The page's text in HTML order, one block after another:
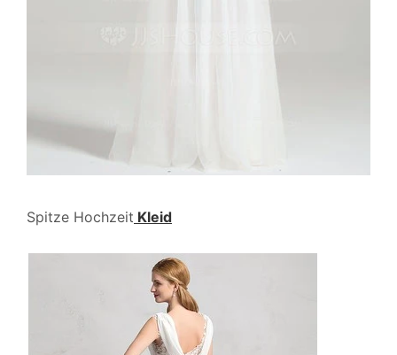
Spitze Hochzeit Kleid